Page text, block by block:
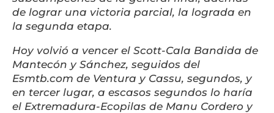
de lograr una victoria parcial, la lograda en
la segunda etapa.
Hoy volvió a vencer el Scott-Cala Bandida de
Mantecón y Sánchez, seguidos del
Esmtb.com de Ventura y Cassu, segundos, y
en tercer lugar, a escasos segundos lo haría
el Extremadura-Ecopilas de Manu Cordero y